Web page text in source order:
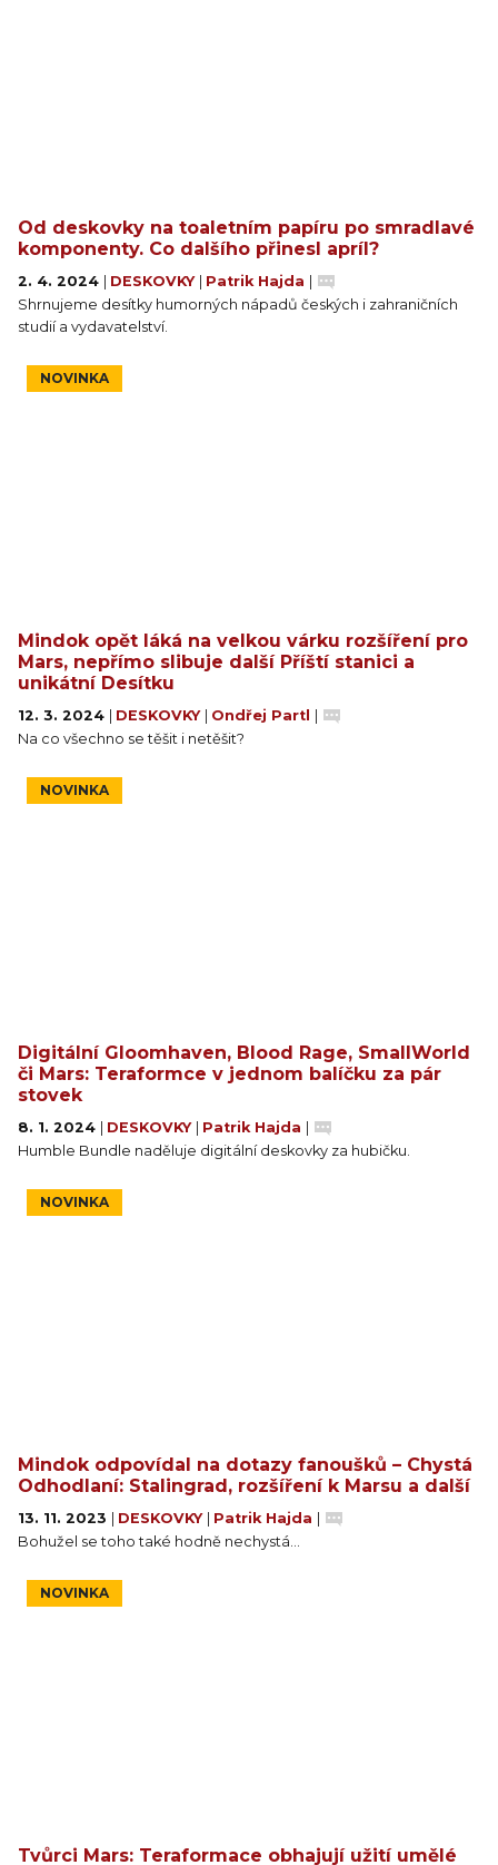
Od deskovky na toaletním papíru po smradlavé
komponenty. Co dalšího přinesl apríl?
2. 4. 2024 DESKOVKY Patrik Hajda
Shrnujeme desítky humorných nápadů českých i zahraničních
studií a vydavatelství.
NOVINKA
Mindok opět láká na velkou várku rozšíření pro
Mars, nepřímo slibuje další Příští stanici a
unikátní Desítku
12. 3. 2024 DESKOVKY Ondřej Partl
Na co všechno se těšit i netěšit?
NOVINKA
Digitální Gloomhaven, Blood Rage, SmallWorld
či Mars: Teraformce v jednom balíčku za pár
stovek
8. 1. 2024 DESKOVKY Patrik Hajda
Humble Bundle naděluje digitální deskovky za hubičku.
NOVINKA
Mindok odpovídal na dotazy fanoušků – Chystá
Odhodlaní: Stalingrad, rozšíření k Marsu a další
13. 11. 2023 DESKOVKY Patrik Hajda
Bohužel se toho také hodně nechystá…
NOVINKA
Tvůrci Mars: Teraformace obhajují užití umělé